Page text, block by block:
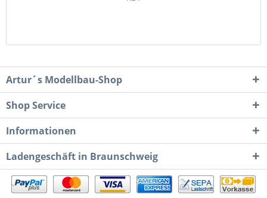
Artur´s Modellbau-Shop
Shop Service
Informationen
Ladengeschäft in Braunschweig